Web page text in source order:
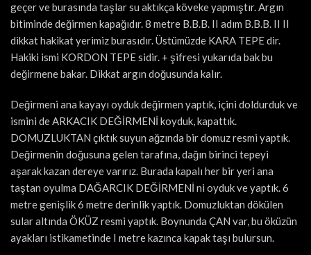
geçer ve burasında taşlar su aktıkça köveke yapmıştır. Argın
bitiminde değirmen kapağıdır. 8 metre B.B.B. II adım B.B.B. II II
dikkat hakikat yerimiz burasıdır. Üstümüzde KARA TEPE dir.
Hakiki ismi KORDON TEPE sidir. + şifresi yukarıda bak bu
değirmene bakar. Dikkat argın doğusunda kalır.
Değirmeni ana kayayı oyduk değirmen yaptık, içini doldurduk ve
ismini de ARKACIK DEĞİRMENİ koyduk, kapattık.
DOMUZLUKTAN çıktık suyun ağzında bir domuz resmi yaptık.
Değirmenin doğusuna gelen tarafına, dağın birinci tepeyi
aşarak kazan dereye varırız. Burada kapalı her bir yeri ana
taştan oyulma DAĞARCIK DEĞİRMENİ ni oyduk ve yaptık. 6
metre genişlik 6 metre derinlik yaptık. Domuzluktan dökülen
sular altında ÖKÜZ resmi yaptık. Boynunda ÇAN var, bu öküzün
ayakları istikametinde I metre kazınca kapak taşı bulursun.